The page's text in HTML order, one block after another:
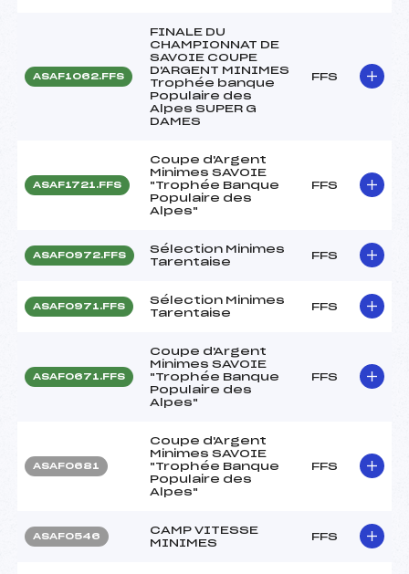
ASAF1062.FFS
FINALE DU
CHAMPIONNAT DE
SAVOIE COUPE
D'ARGENT MINIMES
Trophée banque
Populaire des
Alpes SUPER G
DAMES
FFS
ASAF1721.FFS
Coupe d'Argent
Minimes SAVOIE
"Trophée Banque
Populaire des
Alpes"
FFS
ASAF0972.FFS
Sélection Minimes
Tarentaise
FFS
ASAF0971.FFS
Sélection Minimes
Tarentaise
FFS
ASAF0671.FFS
Coupe d'Argent
Minimes SAVOIE
"Trophée Banque
Populaire des
Alpes"
FFS
ASAF0681
Coupe d'Argent
Minimes SAVOIE
"Trophée Banque
Populaire des
Alpes"
FFS
ASAF0546
CAMP VITESSE
MINIMES
FFS